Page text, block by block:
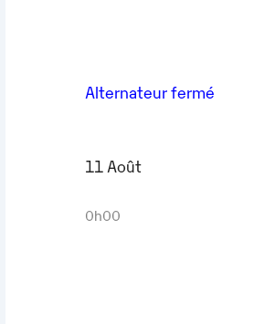
Alternateur fermé
11 Août
0h00